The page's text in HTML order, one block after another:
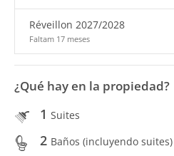
Réveillon 2027/2028
Faltam 17 meses
¿Qué hay en la propiedad?
1 Suites
2 Baños (incluyendo suites)